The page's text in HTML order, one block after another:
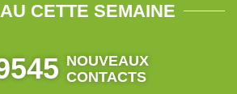
CETTE SEMAINE
NOUVEAUX
CONTACTS